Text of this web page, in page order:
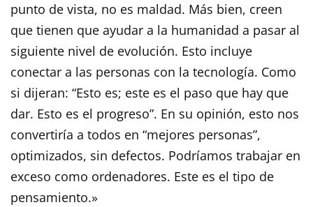
punto de vista, no es maldad. Más bien, creen
que tienen que ayudar a la humanidad a pasar al
siguiente nivel de evolución. Esto incluye
conectar a las personas con la tecnología. Como
si dijeran: “Esto es; este es el paso que hay que
dar. Esto es el progreso”. En su opinión, esto nos
convertiría a todos en “mejores personas”,
optimizados, sin defectos. Podríamos trabajar en
exceso como ordenadores. Este es el tipo de
pensamiento.»